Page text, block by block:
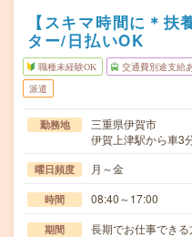
【スキマ時間に＊
ター/日払いOK
職種未経験OK 交通費別途支給
派遣
勤務地
三重県伊賀市
伊賀上津駅から車3
曜日頻度 月～金
時間 08:40～17:00
期間 長期でお仕事できる